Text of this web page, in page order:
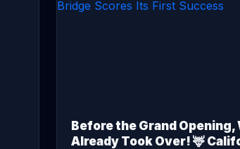
CONTINUE READING →
Before the Grand
Already Took Over! 🦌